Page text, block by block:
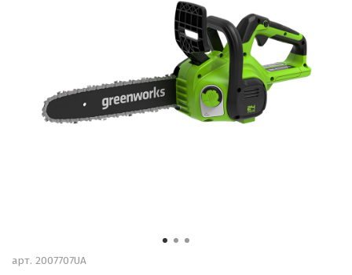
арт. 2007707UA